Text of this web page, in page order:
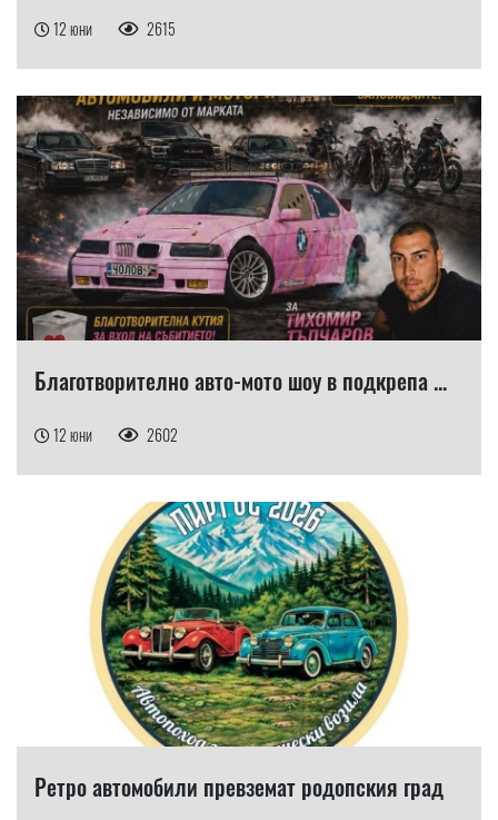
12 юни 2615
Благотворително авто-мото шоу в подкрепа ...
12 юни 2602
Ретро автомобили превземат родопския град